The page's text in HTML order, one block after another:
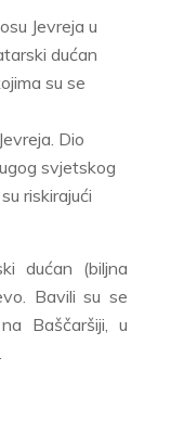
Jevreja u
dućan
su se
Dio
svjetskog
riskirajući
dućan (biljna
Bavili su se
Baščaršiji, u